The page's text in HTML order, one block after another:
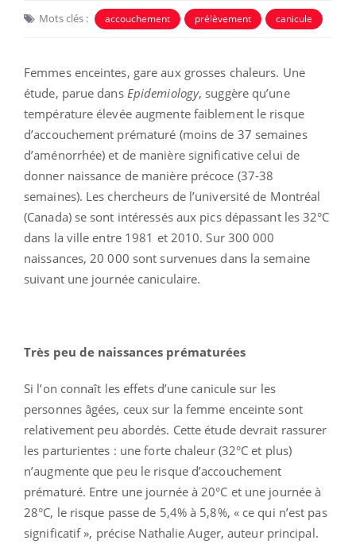
Mots clés : accouchement prélèvement canicule
Femmes enceintes, gare aux grosses chaleurs. Une
étude, parue dans Epidemiology, suggère qu’une
température élevée augmente faiblement le risque
d’accouchement prématuré (moins de 37 semaines
d’aménorrhée) et de manière significative celui de
donner naissance de manière précoce (37-38
semaines). Les chercheurs de l’université de Montréal
(Canada) se sont intéressés aux pics dépassant les 32°C
dans la ville entre 1981 et 2010. Sur 300 000
naissances, 20 000 sont survenues dans la semaine
suivant une journée caniculaire.
Très peu de naissances prématurées
Si l’on connaît les effets d’une canicule sur les
personnes âgées, ceux sur la femme enceinte sont
relativement peu abordés. Cette étude devrait rassurer
les parturientes : une forte chaleur (32°C et plus)
n’augmente que peu le risque d’accouchement
prématuré. Entre une journée à 20°C et une journée à
28°C, le risque passe de 5,4% à 5,8%, « ce qui n’est pas
significatif », précise Nathalie Auger, auteur principal.